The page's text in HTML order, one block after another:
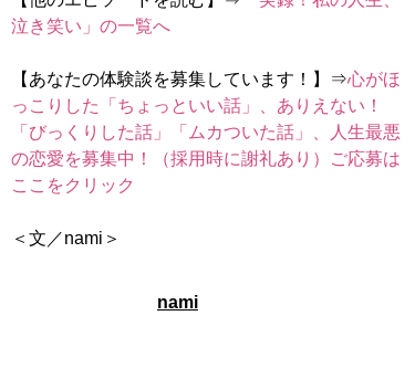
泣き笑い」の一覧へ
【あなたの体験談を募集しています！】⇒心がほ
っこりした「ちょっといい話」、ありえない！
「びっくりした話」「ムカついた話」、人生最悪
の恋愛を募集中！（採用時に謝礼あり）ご応募は
ここをクリック
＜文／nami＞
nami